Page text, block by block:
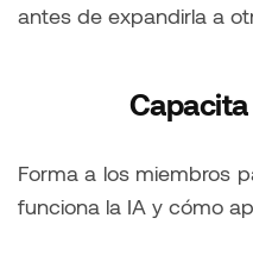
antes de expandirla a
Forma a los miembros
funciona la IA y cómo